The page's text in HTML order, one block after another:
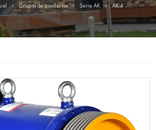
Grupos de productos Serie AK AK 4